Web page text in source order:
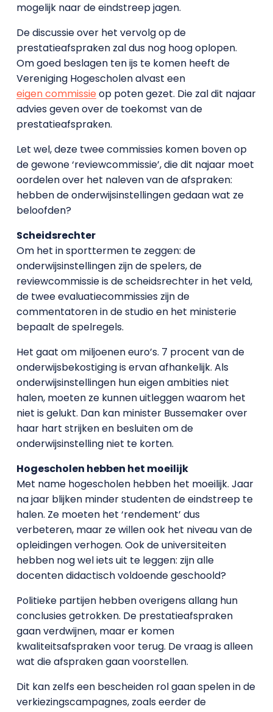
mogelijk naar de eindstreep jagen.
De discussie over het vervolg op de
prestatieafspraken zal dus nog hoog oplopen.
Om goed beslagen ten ijs te komen heeft de
Vereniging Hogescholen alvast een
eigen commissieop poten gezet. Die zal dit najaar
advies geven over de toekomst van de
prestatieafspraken.
Let wel, deze twee commissies komen boven op
de gewone ‘reviewcommissie’, die dit najaar moet
oordelen over het naleven van de afspraken:
hebben de onderwijsinstellingen gedaan wat ze
beloofden?
Scheidsrechter
Om het in sporttermen te zeggen: de
onderwijsinstellingen zijn de spelers, de
reviewcommissie is de scheidsrechter in het veld,
de twee evaluatiecommissies zijn de
commentatoren in de studio en het ministerie
bepaalt de spelregels.
Het gaat om miljoenen euro’s. 7 procent van de
onderwijsbekostiging is ervan afhankelijk. Als
onderwijsinstellingen hun eigen ambities niet
halen, moeten ze kunnen uitleggen waarom het
niet is gelukt. Dan kan minister Bussemaker over
haar hart strijken en besluiten om de
onderwijsinstelling niet te korten.
Hogescholen hebben het moeilijk
Met name hogescholen hebben het moeilijk. Jaar
na jaar blijken minder studenten de eindstreep te
halen. Ze moeten het ‘rendement’ dus
verbeteren, maar ze willen ook het niveau van de
opleidingen verhogen. Ook de universiteiten
hebben nog wel iets uit te leggen: zijn alle
docenten didactisch voldoende geschoold?
Politieke partijen hebben overigens allang hun
conclusies getrokken. De prestatieafspraken
gaan verdwijnen, maar er komen
kwaliteitsafspraken voor terug. De vraag is alleen
wat die afspraken gaan voorstellen.
Dit kan zelfs een bescheiden rol gaan spelen in de
verkiezingscampagnes, zoals eerder de